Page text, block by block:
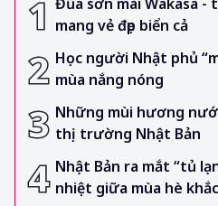
mang vẻ đẹp biển cả
Học người Nhật phủ
mùa nắng nóng
Những mùi hương
thị trường Nhật Bản
Nhật Bản ra mắt “tủ
nhiệt giữa mùa hè